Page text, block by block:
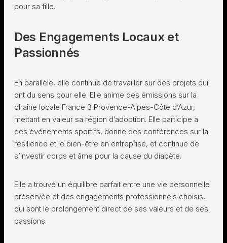
pour sa fille.
Des Engagements Locaux et
Passionnés
En parallèle, elle continue de travailler sur des projets qui
ont du sens pour elle. Elle anime des émissions sur la
chaîne locale France 3 Provence-Alpes-Côte d’Azur,
mettant en valeur sa région d’adoption. Elle participe à
des événements sportifs, donne des conférences sur la
résilience et le bien-être en entreprise, et continue de
s’investir corps et âme pour la cause du diabète.
Elle a trouvé un équilibre parfait entre une vie personnelle
préservée et des engagements professionnels choisis,
qui sont le prolongement direct de ses valeurs et de ses
passions.